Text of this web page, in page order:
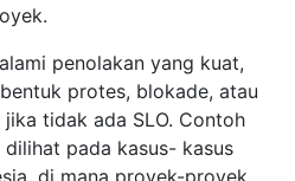
penolakan yang kuat,
protes, blokade, atau
tidak ada SLO. Contoh
pada kasus- kasus
di mana proyek-proyek